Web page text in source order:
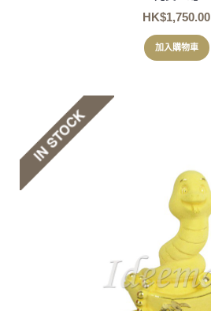
HK$1,750.00
加入購物車